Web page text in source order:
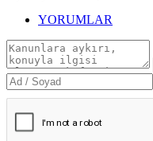
YORUMLAR